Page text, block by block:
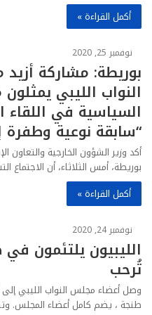
أكمل القراءة »
نوفمبر 25, 2020
النواب الليبي
السياسية في
“سابقة نوعية وطفرة
أكد وزير الشؤون الخارجية والتعاون
بوريطة، أمس الثلاثاء، أن الاجتماع
أكمل القراءة »
نوفمبر 24, 2020
الليبيون يلتئمون
تُرحب
وصل أعضاء مجلس النواب الليبي
طنجة ، يضم كامل أعضاء المجلس.